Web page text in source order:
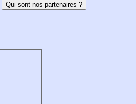
Qui sont nos partenaires ?